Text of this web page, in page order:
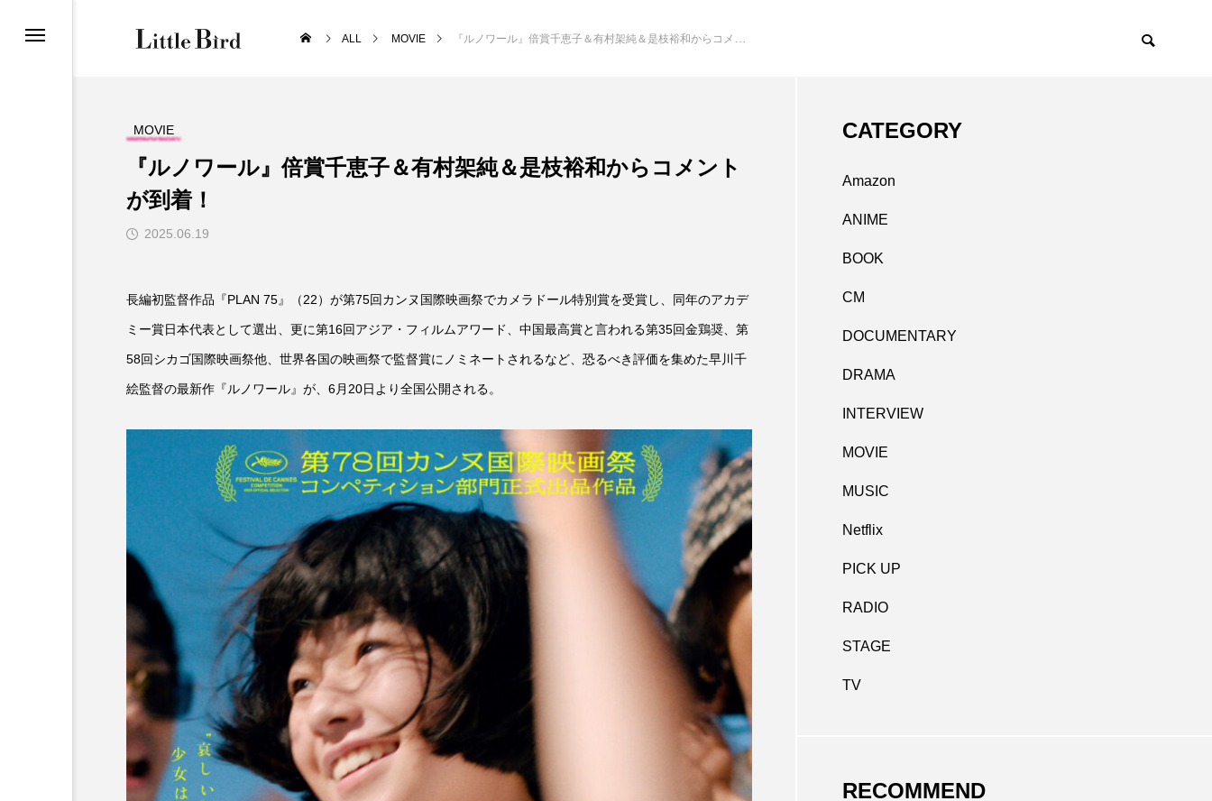
ALL MOVIE 『ルノワール』倍賞千恵子＆有村架純＆是枝裕和からコメントが到着！
MOVIE
『ルノワール』倍賞千恵子＆有村架純＆是枝裕和からコメント
が到着！
2025.06.19
長編初監督作品『PLAN 75』（22）が第75回カンヌ国際映画祭でカメラドール特別賞を受賞し、同年のアカデ
ミー賞日本代表として選出、更に第16回アジア・フィルムアワード、中国最高賞と言われる第35回金鶏奨、第
58回シカゴ国際映画祭他、世界各国の映画祭で監督賞にノミネートされるなど、恐るべき評価を集めた早川千
絵監督の最新作『ルノワール』が、6月20日より全国公開される。
CATEGORY
Amazon
ANIME
BOOK
CM
DOCUMENTARY
DRAMA
INTERVIEW
MOVIE
MUSIC
Netflix
PICK UP
RADIO
STAGE
TV
RECOMMEND